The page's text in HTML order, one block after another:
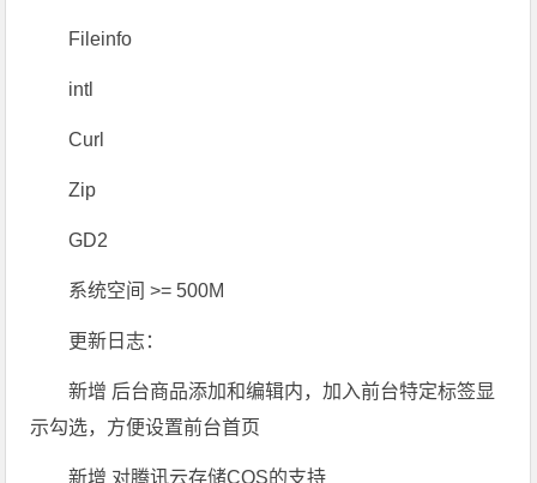
Fileinfo
intl
Curl
Zip
GD2
系统空间 >= 500M
更新日志：
新增 后台商品添加和编辑内，加入前台特定标签显
示勾选，方便设置前台首页
新增 对腾讯云存储COS的支持